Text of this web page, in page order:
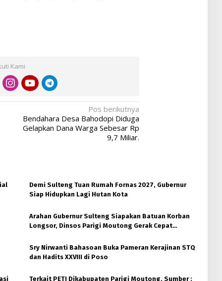
Kami
Pos berikutnya
Bendahara Desa Bahodopi Diduga
Gelapkan Dana Warga Sebesar Rp
9,7 Miliar.
Demi Sulteng Tuan Rumah Fornas 2027, Gubernur
Siap Hidupkan Lagi Hutan Kota
Arahan Gubernur Sulteng Siapakan Batuan Korban
Longsor, Dinsos Parigi Moutong Gerak Cepat
Sry Nirwanti Bahasoan Buka Pameran Kerajinan STQ
dan Hadits XXVIII di Poso
Terkait PETI Dikabupaten Parigi Moutong, Sumber :